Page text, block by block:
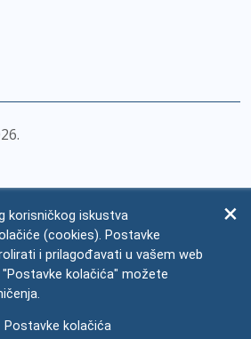
korisničkog iskustva
(cookies). Postavke
i prilagođavati u vašem web
"Postavke kolačića" možete
Postavke kolačića